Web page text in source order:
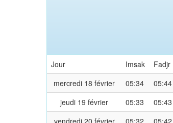
Jour Imsak Fadjr
mercredi 18 février
05:34 05:44
jeudi 19 février
05:33 05:43
vendredi 20 février
05:32 05:42